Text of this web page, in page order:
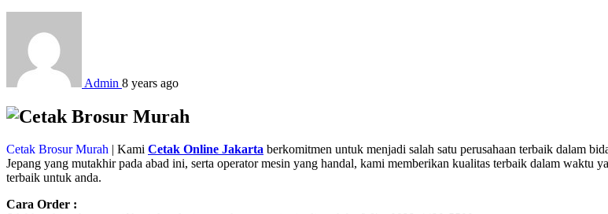
Admin 8 years ago
Cetak Brosur Murah | Kami Cetak Online Jakarta berkomitmen untuk menjadi salah satu perusahaan terbaik dalam
Jepang yang mutakhir pada abad ini, serta operator mesin yang handal, kami memberikan kualitas terbaik dalam waktu
terbaik untuk anda.
Cara Order :